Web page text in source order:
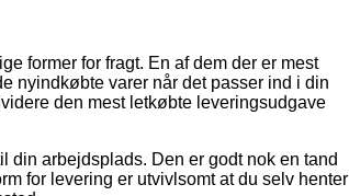
former for fragt. En af dem der er mest
nyindkøbte varer når det passer ind i din
den mest letkøbte leveringsudgave
arbejdsplads. Den er godt nok en tand
for levering er utvivlsomt at du selv henter